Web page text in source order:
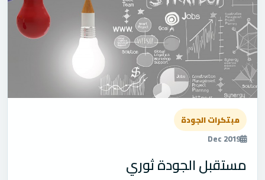
مبتكرات الجودة
Dec 2019
مستقبل الجودة ثوري